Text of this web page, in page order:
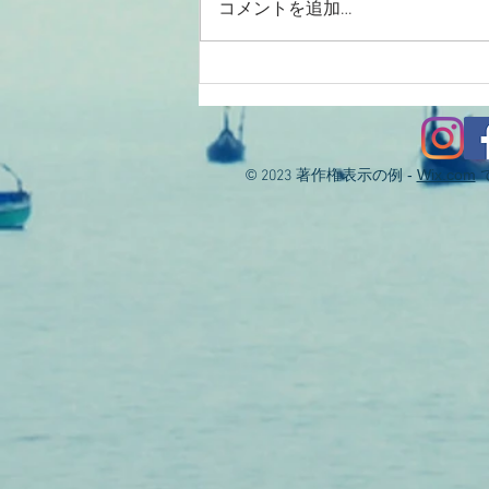
2026/08/01涸沼川釣果報告
KIZ様
コメントを追加…
© 2023著作権表示の例 - Wix.com